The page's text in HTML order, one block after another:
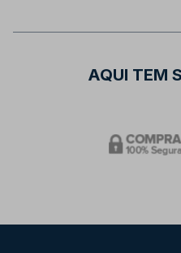
AQUI TEM